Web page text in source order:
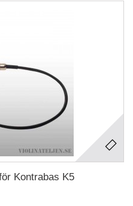
Kontrabas K5